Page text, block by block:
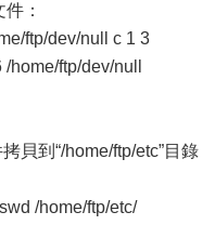
：
dev/null c 1 3
ftp/dev/null
到“/home/ftp/etc”目錄
/home/ftp/etc/